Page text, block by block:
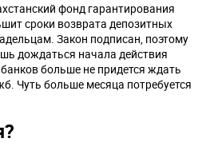
фонд гарантирования
сроки возврата депозитных
Закон подписан, поэтому
дождаться начала действия
больше не придется ждать
Чуть больше месяца потребуется